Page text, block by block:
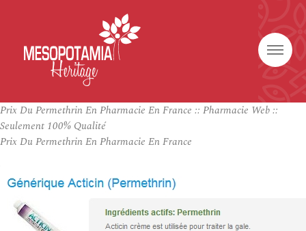
Prix Du Permethrin En Pharmacie En France :: Pharmacie Web ::
Seulement 100% Qualité
Prix Du Permethrin En Pharmacie En France